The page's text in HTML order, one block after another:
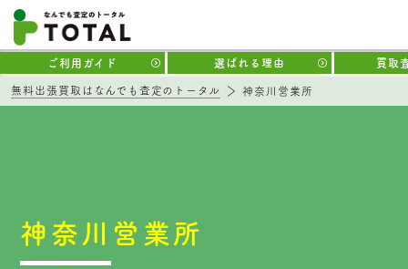
ご利用ガイド 選ばれる理由 買取
無料出張買取はなんでも査定のトータル 神奈川営業所
神奈川営業所